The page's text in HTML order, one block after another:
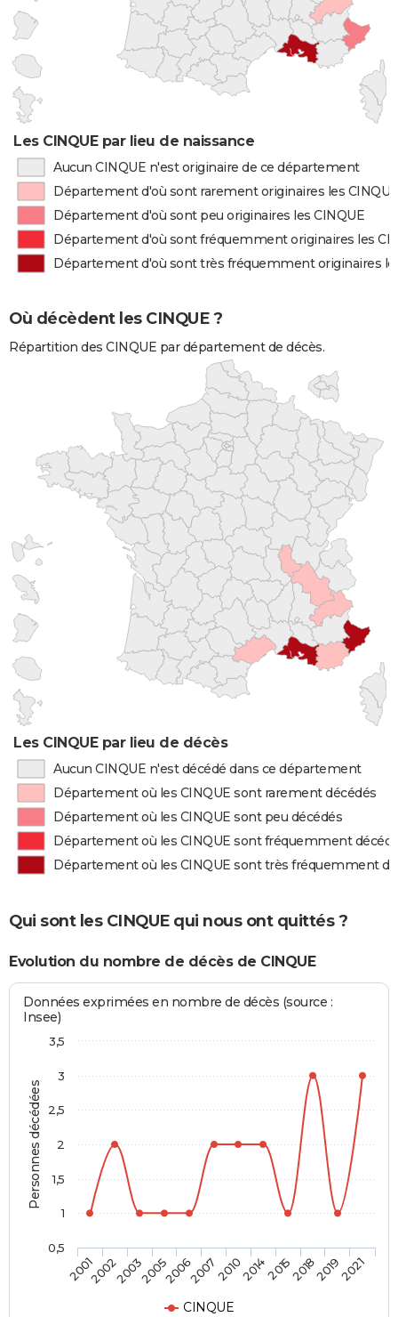
Les CINQUE par lieu de naissance
Aucun CINQUE n'est originaire de ce département
Département d'où sont rarement originaires les CINQUE
Département d'où sont peu originaires les CINQUE
Département d'où sont fréquemment originaires les
Département d'où sont très fréquemment originaires
Où décèdent les CINQUE ?
Répartition des CINQUE par département de décès.
Les CINQUE par lieu de décès
Aucun CINQUE n'est décédé dans ce département
Département où les CINQUE sont rarement décédés
Département où les CINQUE sont peu décédés
Département où les CINQUE sont fréquemment
Département où les CINQUE sont très fréquemment
Qui sont les CINQUE qui nous ont quittés ?
Evolution du nombre de décès de CINQUE
Personnes décédées
Données exprimées en nombre de décès (source :
Insee)
CINQUE
200120022003200520062007201020142015201820192021
0,5
1
1,5
2
2,5
3
3,5